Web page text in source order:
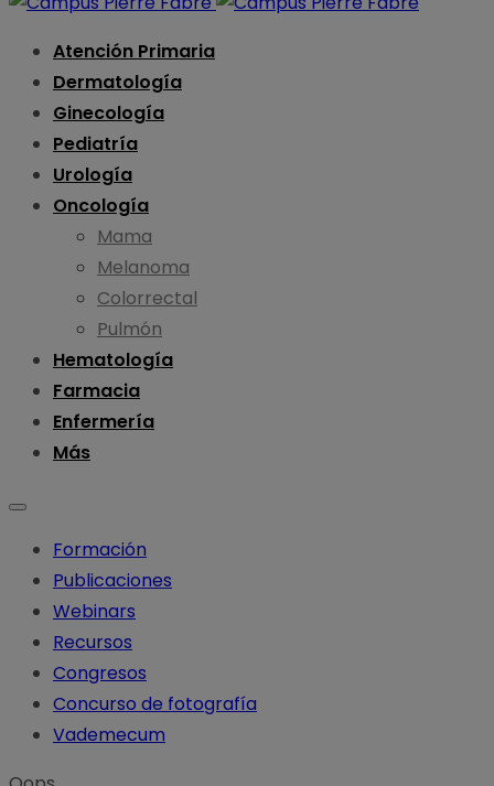
Atención Primaria
Dermatología
Ginecología
Pediatría
Urología
Oncología
Mama
Melanoma
Colorrectal
Pulmón
Hematología
Farmacia
Enfermería
Más
Formación
Publicaciones
Webinars
Recursos
Congresos
Concurso de fotografía
Vademecum